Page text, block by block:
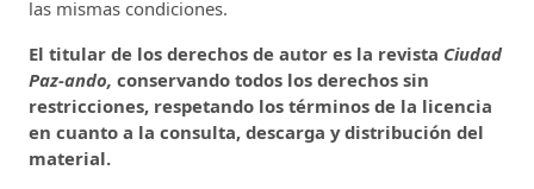
las mismas condiciones.
El titular de los derechos de autor es la revista Ciudad
Paz-ando, conservando todos los derechos sin
restricciones, respetando los términos de la licencia
en cuanto a la consulta, descarga y distribución del
material.